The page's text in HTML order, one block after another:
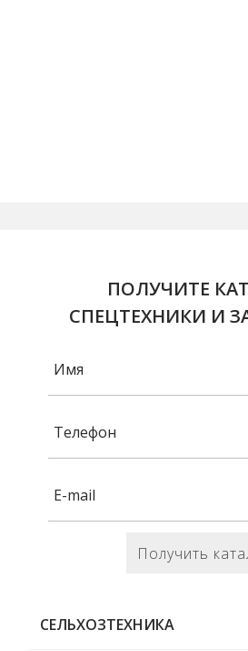
ПОЛУЧИТЕ
СПЕЦТЕХНИКИ И
Получить
СЕЛЬХОЗТЕХНИКА